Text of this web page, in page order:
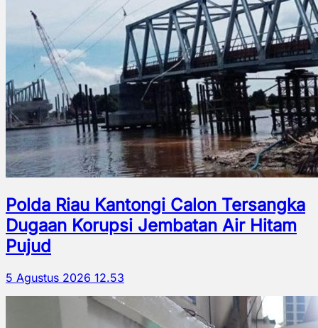
Polda Riau Kantongi Calon Tersangka
Dugaan Korupsi Jembatan Air Hitam
Pujud
5 Agustus 2026 12.53